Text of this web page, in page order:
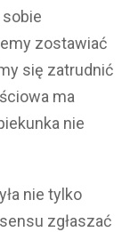
zostawiać
się zatrudnić
ma
nie
nie tylko
zgłaszać